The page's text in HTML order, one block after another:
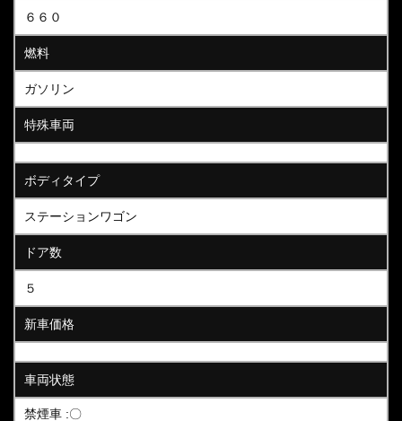
６６０
燃料
ガソリン
特殊車両
ボディタイプ
ステーションワゴン
ドア数
５
新車価格
車両状態
禁煙車 :〇